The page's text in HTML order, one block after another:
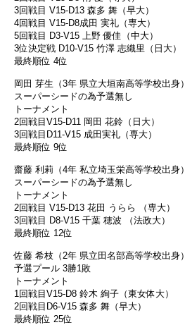
3回戦目 V15-D13 森多 舞（早大）
4回戦目 V15-D8成田 実礼（専大）
5回戦目 D3-V15 上野 優佳（中大）
3位決定戦 D10-V15 竹澤 志織里（日大）
最終順位 4位
岡田 芽生（3年 県立大垣南高等学校出身）
スーパーシードの為予選無し
トーナメント
2回戦目V15-D11 岡田 花鈴（日大）
3回戦目D11-V15 成田実礼（専大）
最終順位 9位
齋藤 利莉（4年 私立埼玉栄高等学校出身）
スーパーシードの為予選無し
トーナメント
2回戦目 V15-D13 花田 うらら （専大）
3回戦目 D8-V15 千葉 穂波 （法政大）
最終順位 12位
佐藤 希枝（2年 県立田名部高等学校出身）
予選プール 3勝1敗
トーナメント
1回戦目V15-D8 鈴木 絢子（東女体大）
2回戦目D6-V15 森多 舞（早大）
最終順位 25位